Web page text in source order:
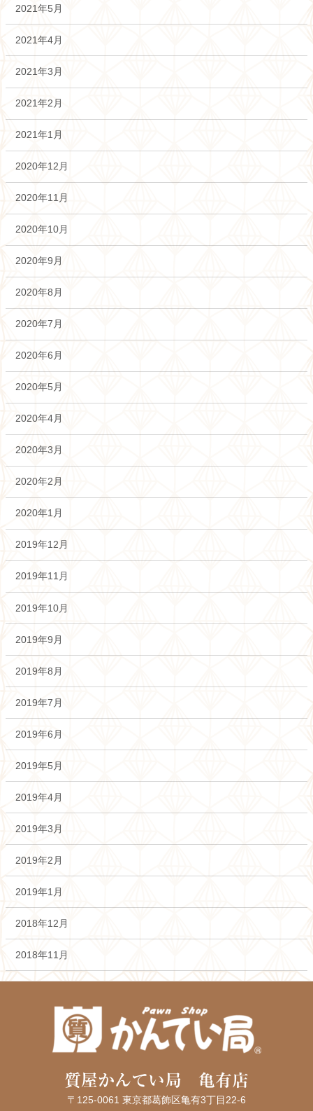
2021年5月
2021年4月
2021年3月
2021年2月
2021年1月
2020年12月
2020年11月
2020年10月
2020年9月
2020年8月
2020年7月
2020年6月
2020年5月
2020年4月
2020年3月
2020年2月
2020年1月
2019年12月
2019年11月
2019年10月
2019年9月
2019年8月
2019年7月
2019年6月
2019年5月
2019年4月
2019年3月
2019年2月
2019年1月
2018年12月
2018年11月
質屋かんてい局 亀有店
〒125-0061 東京都葛飾区亀有3丁目22-6